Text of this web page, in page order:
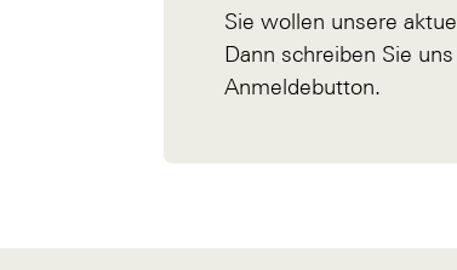
Sie wollen unsere
Dann schreiben Sie
Anmeldebutton.